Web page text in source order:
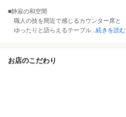
■静寂の和空間
職人の技を間近で感じるカウンター席と
ゆったりと語らえるテーブル...続きを読む
お店のこだわり